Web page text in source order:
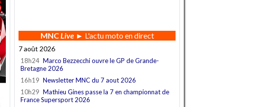
MNCLive► L'actu moto en direct
7 août 2026
18h24 Marco Bezzecchi ouvre le GP de Grande-
Bretagne 2026
16h19 Newsletter MNC du 7 aout 2026
10h29 Mathieu Gines passe la 7 en championnat de
France Supersport 2026